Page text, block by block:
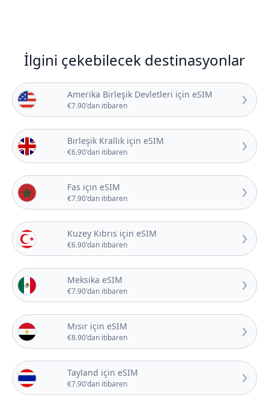
İlgini çekebilecek destinasyonlar
Amerika Birleşik Devletleri için eSIM
€7.90'dan itibaren
Birleşik Krallık için eSIM
€6.90'dan itibaren
Fas için eSIM
€7.90'dan itibaren
Kuzey Kıbrıs için eSIM
€6.90'dan itibaren
Meksika eSIM
€7.90'dan itibaren
Mısır için eSIM
€8.90'dan itibaren
Tayland için eSIM
€7.90'dan itibaren